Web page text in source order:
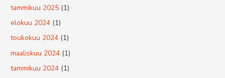
h
tammikuu 2025 (1)
elokuu 2024 (1)
toukokuu 2024 (1)
maaliskuu 2024 (1)
tammikuu 2024 (1)